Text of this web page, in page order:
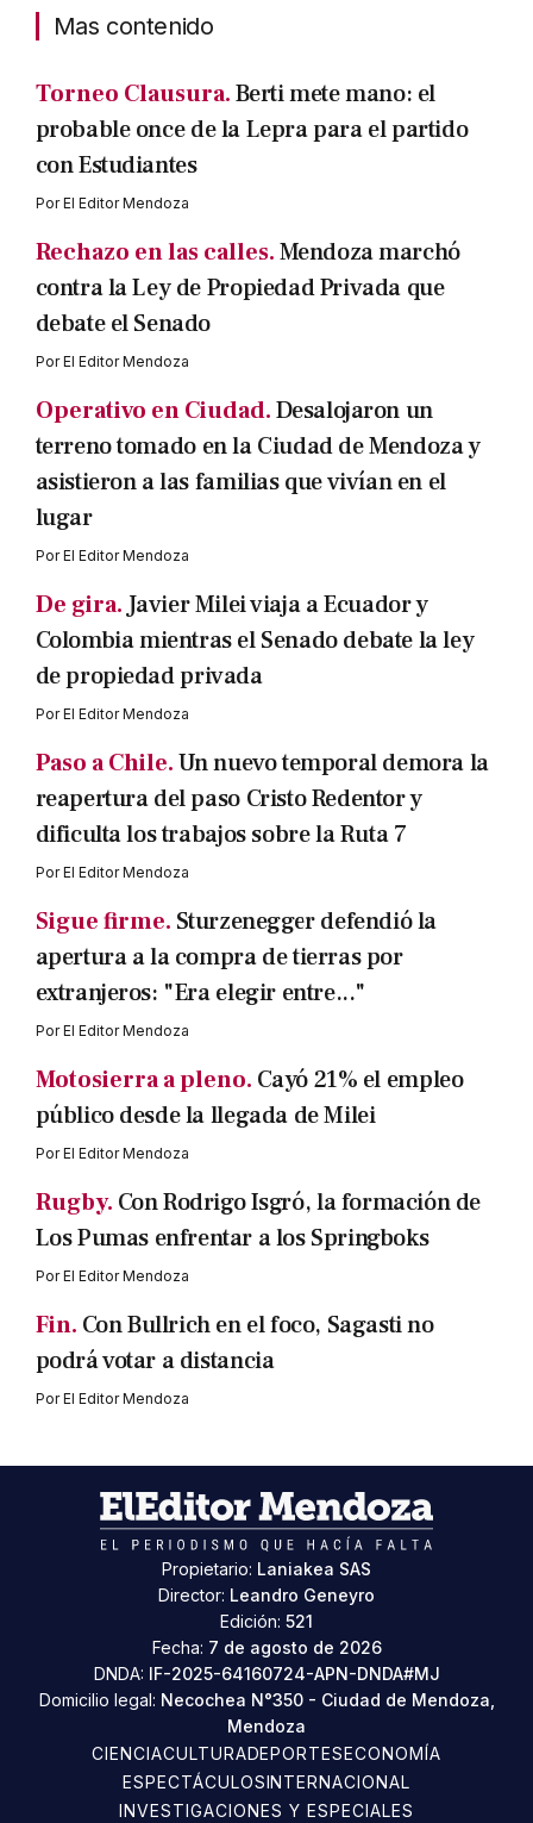
Mas contenido
Torneo Clausura.Berti mete mano: el
probable once de la Lepra para el partido
con Estudiantes
PorEl Editor Mendoza
Rechazo en las calles.Mendoza marchó
contra la Ley de Propiedad Privada que
debate el Senado
PorEl Editor Mendoza
Operativo en Ciudad.Desalojaron un
terreno tomado en la Ciudad de Mendoza y
asistieron a las familias que vivían en el
lugar
PorEl Editor Mendoza
De gira. Javier Milei viaja a Ecuador y
Colombia mientras el Senado debate la ley
de propiedad privada
PorEl Editor Mendoza
Paso a Chile.Un nuevo temporal demora la
reapertura del paso Cristo Redentor y
dificulta los trabajos sobre la Ruta 7
PorEl Editor Mendoza
Sigue firme. Sturzenegger defendió la
apertura a la compra de tierras por
extranjeros: "Era elegir entre..."
PorEl Editor Mendoza
Motosierra a pleno. Cayó 21% el empleo
público desde la llegada de Milei
PorEl Editor Mendoza
Rugby. Con Rodrigo Isgró, la formación de
Los Pumas enfrentar a los Springboks
PorEl Editor Mendoza
Fin. Con Bullrich en el foco, Sagasti no
podrá votar a distancia
PorEl Editor Mendoza
Propietario: Laniakea SAS
Director: Leandro Geneyro
Edición: 521
Fecha: 7 de agosto de 2026
DNDA: IF-2025-64160724-APN-DNDA#MJ
Domicilio legal: Necochea N°350 - Ciudad de Mendoza,
Mendoza
CIENCIACULTURADEPORTESECONOMÍA
ESPECTÁCULOSINTERNACIONAL
INVESTIGACIONES Y ESPECIALES